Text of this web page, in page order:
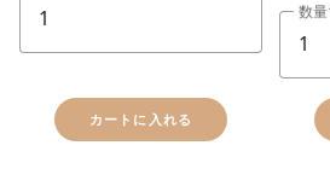
カートに入れる
数量